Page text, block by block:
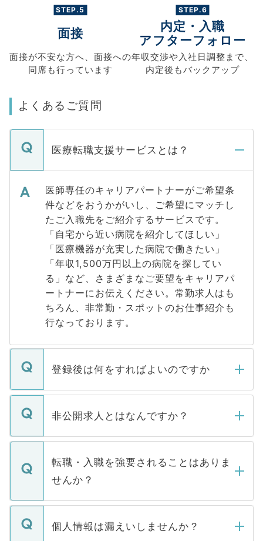
STEP.5
面接
面接が不安な方へ、 面接への
同席も行っています
STEP.6
内定・入職
アフターフォロー
年収交渉や入社日調整まで、
内定後もバックアップ
よくあるご質問
医療転職支援サービスとは？
医師専任のキャリアパートナーがご希望条
件などをおうかがいし、ご希望にマッチし
たご入職先をご紹介するサービスです。
「自宅から近い病院を紹介してほしい」
「医療機器が充実した病院で働きたい」
「年収1,500万円以上の病院を探してい
る」など、さまざまなご要望をキャリアパ
ートナーにお伝えください。常勤求人はも
ちろん、非常勤・スポットのお仕事紹介も
行なっております。
登録後は何をすればよいのですか
ご登録いただきましたら、弊社担当者がご
登録内容を確認し、その後メールもしくは
ます。通常、5営業日以内にはご連絡をせて
いただきますので、しばらくお待ちくださ
非公開求人とはなんですか？
マイナビDOCTORで取り扱っている求人の
うち約3割は、Webサイトからご覧いただ
けない「非公開求人」です。非公開求人は
下記の理由によって、一般には公開してい
ません。
■応募殺到を避けるため 人気のある医療機
転職・入職を強要されることはありま
せんか？
転職・入職を強要することは一切ありませ
ん。また、仮に応募先から内定をいただい
個人情報は漏えいしませんか？